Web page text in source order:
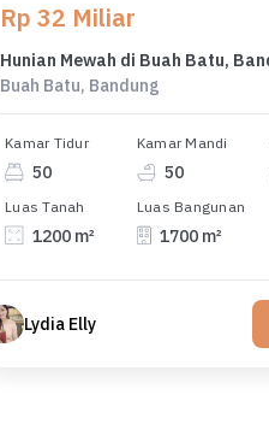
Rp 32 Miliar
Buah Batu, Bandung
Kamar Tidur
50
Kamar Mandi
50
Luas Tanah
1200 m²
Luas Bangunan
1700 m²
Lydia Elly